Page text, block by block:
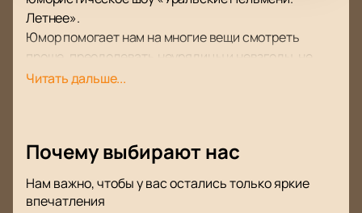
Летнее».
Юмор помогает нам на многие вещи смотреть
проще, преодолевать неурядицы и невзгоды, не
теряя оптимизма и веры в лучшее. Особенно если
казалось бы, его вовсе нет – одна из особенностей
буквально проникнитесь вместе с его героями!
Читать дальше...
Почему выбирают нас
Нам важно, чтобы у вас остались только яркие
впечатления